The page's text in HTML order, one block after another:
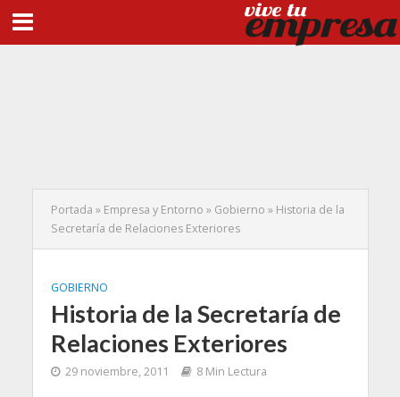
Portada » Empresa y Entorno » Gobierno » Historia de la
Secretaría de Relaciones Exteriores
GOBIERNO
Historia de la Secretaría de
Relaciones Exteriores
29 noviembre, 2011 8 Min Lectura